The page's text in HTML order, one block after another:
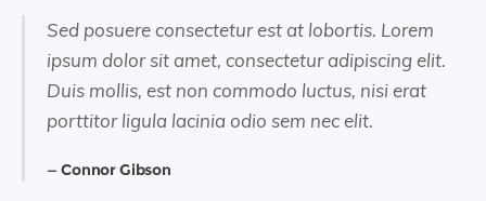
Sed posuere consectetur est at lobortis. Lorem
ipsum dolor sit amet, consectetur adipiscing elit.
Duis mollis, est non commodo luctus, nisi erat
porttitor ligula lacinia odio sem nec elit.
Connor Gibson